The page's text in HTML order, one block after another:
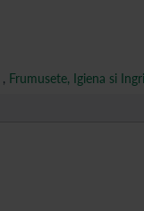
, Frumusete, Igiena si